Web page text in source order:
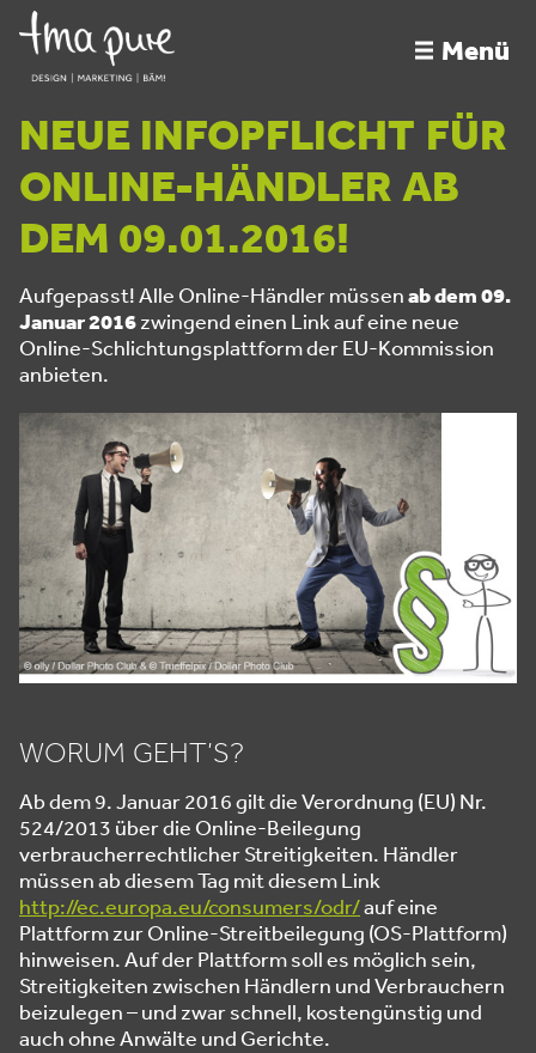
Menü
NEUE INFOPFLICHT FÜR
ONLINE-HÄNDLER AB
DEM 09.01.2016!
Aufgepasst! Alle Online-Händler müssenab dem 09.
Januar 2016zwingend einen Link auf eine neue
Online-Schlichtungsplattform der EU-Kommission
anbieten.
WORUM GEHT’S?
Ab dem 9. Januar 2016 gilt die Verordnung (EU) Nr.
524/2013 über die Online-Beilegung
verbraucherrechtlicher Streitigkeiten. Händler
müssen ab diesem Tag mit diesem Link
http://ec.europa.eu/consumers/odr/auf eine
Plattform zur Online-Streitbeilegung (OS-Plattform)
hinweisen. Auf der Plattform soll es möglich sein,
Streitigkeiten zwischen Händlern und Verbrauchern
beizulegen – und zwar schnell, kostengünstig und
auch ohne Anwälte und Gerichte.